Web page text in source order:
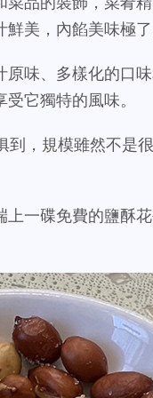
美，內餡美味極了
味、多樣化的口
它獨特的風味。
，規模雖然不是
一碟免費的鹽酥